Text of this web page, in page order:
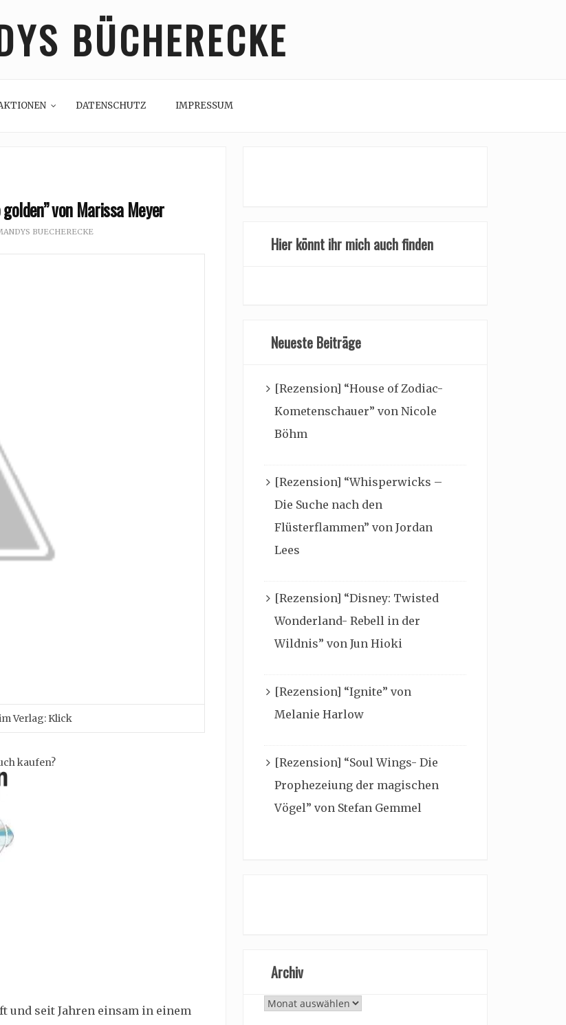
BÜCHERECKE
DATENSCHUTZ IMPRESSUM
von Marissa Meyer
BUECHERECKE
Verlag: Klick
kaufen?
und seit Jahren einsam in einem
Hier könnt ihr mich auch finden
Neueste Beiträge
[Rezension] “House of Zodiac-
Kometenschauer” von Nicole
Böhm
[Rezension] “Whisperwicks –
Die Suche nach den
Flüsterflammen” von Jordan
Lees
[Rezension] “Disney: Twisted
Wonderland- Rebell in der
Wildnis” von Jun Hioki
[Rezension] “Ignite” von
Melanie Harlow
[Rezension] “Soul Wings- Die
Prophezeiung der magischen
Vögel” von Stefan Gemmel
Archiv
Archiv